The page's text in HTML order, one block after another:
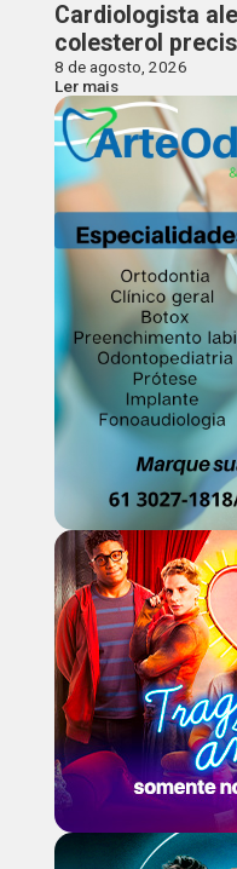
Cardiologista
colesterol
8 de agosto, 2026
Ler mais